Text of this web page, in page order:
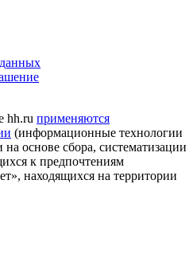
hh.ru применяются
(информационные технологии
основе сбора, систематизации
к предпочтениям
находящихся на территории